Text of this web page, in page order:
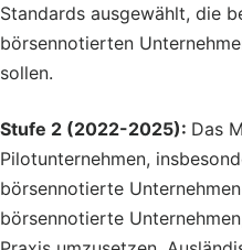
Standards ausgewählt, die
börsennotierten
sollen.
Stufe 2 (2022-2025): Das
Pilotunternehmen,
börsennotierte
börsennotierte